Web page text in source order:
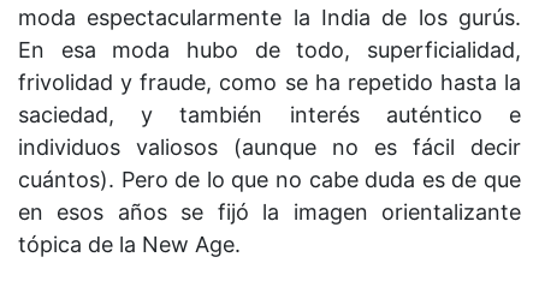
moda espectacularmente la India de los gurús.
En esa moda hubo de todo, superficialidad,
frivolidad y fraude, como se ha repetido hasta la
saciedad, y también interés auténtico e
individuos valiosos (aunque no es fácil decir
cuántos). Pero de lo que no cabe duda es de que
en esos años se fijó la imagen orientalizante
tópica de la New Age.